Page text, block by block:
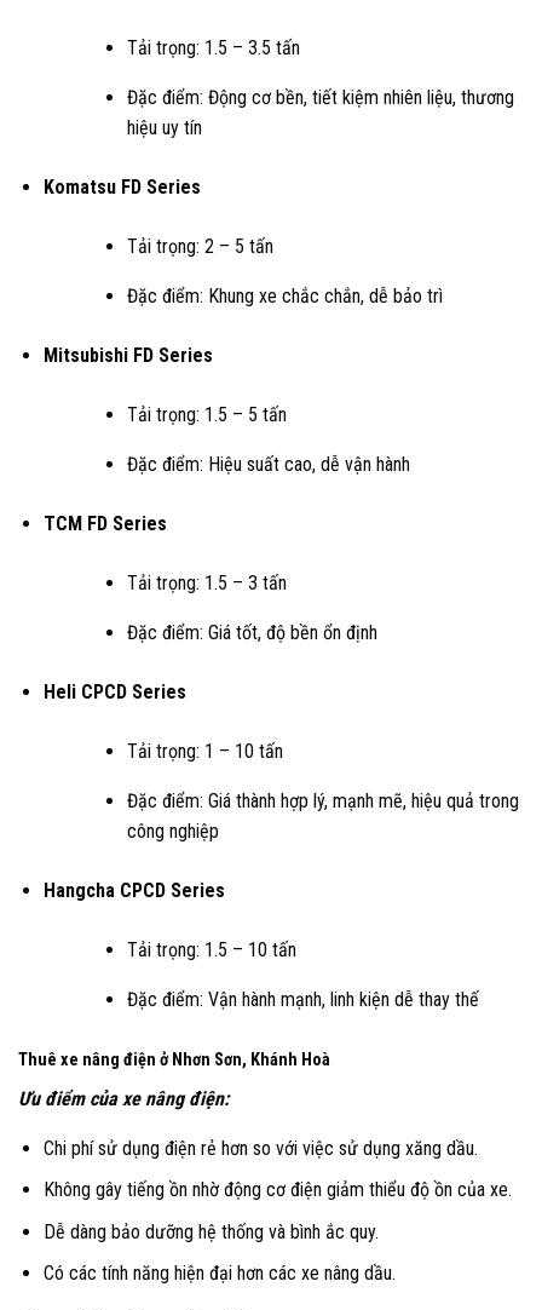
Tải trọng: 1.5 – 3.5 tấn
Đặc điểm: Động cơ bền, tiết kiệm nhiên liệu, thương
hiệu uy tín
Komatsu FD Series
Tải trọng: 2 – 5 tấn
Đặc điểm: Khung xe chắc chắn, dễ bảo trì
Mitsubishi FD Series
Tải trọng: 1.5 – 5 tấn
Đặc điểm: Hiệu suất cao, dễ vận hành
TCM FD Series
Tải trọng: 1.5 – 3 tấn
Đặc điểm: Giá tốt, độ bền ổn định
Heli CPCD Series
Tải trọng: 1 – 10 tấn
Đặc điểm: Giá thành hợp lý, mạnh mẽ, hiệu quả trong
công nghiệp
Hangcha CPCD Series
Tải trọng: 1.5 – 10 tấn
Đặc điểm: Vận hành mạnh, linh kiện dễ thay thế
Thuê xe nâng điện ở Nhơn Sơn, Khánh Hoà
Ưu điểm của xe nâng điện:
Chi phí sử dụng điện rẻ hơn so với việc sử dụng xăng dầu.
Không gây tiếng ồn nhờ động cơ điện giảm thiểu độ ồn của xe.
Dễ dàng bảo dưỡng hệ thống và bình ắc quy.
Có các tính năng hiện đại hơn các xe nâng dầu.